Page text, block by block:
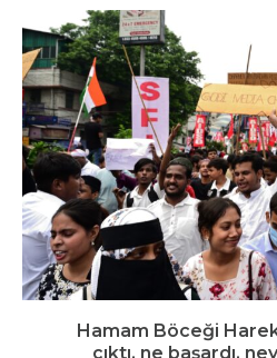
Hamam Böceği
çıktı, ne başardı,